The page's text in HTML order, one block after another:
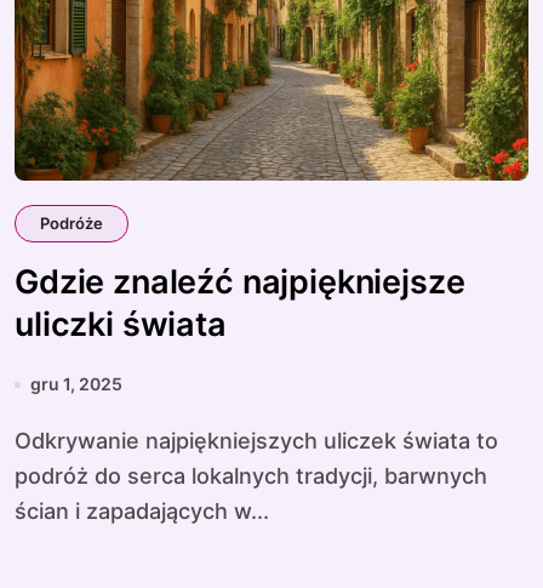
Podróże
Gdzie znaleźć najpiękniejsze
uliczki świata
gru 1, 2025
Odkrywanie najpiękniejszych uliczek świata to
podróż do serca lokalnych tradycji, barwnych
ścian i zapadających w...